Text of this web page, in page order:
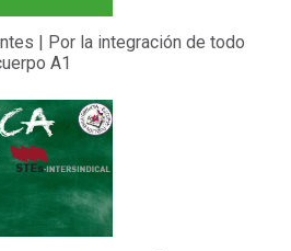
| Por la integración de todo
A1